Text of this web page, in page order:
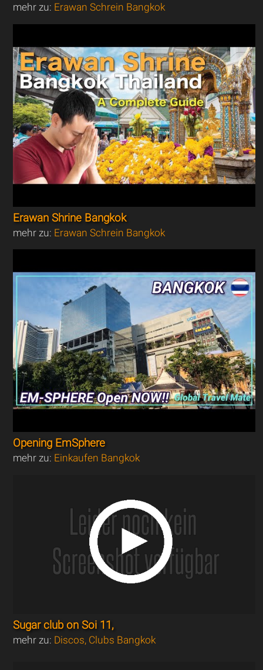
mehr zu: Erawan Schrein Bangkok
Erawan Shrine Bangkok
mehr zu: Erawan Schrein Bangkok
Opening EmSphere
mehr zu: Einkaufen Bangkok
Sugar club on Soi 11,
mehr zu: Discos, Clubs Bangkok